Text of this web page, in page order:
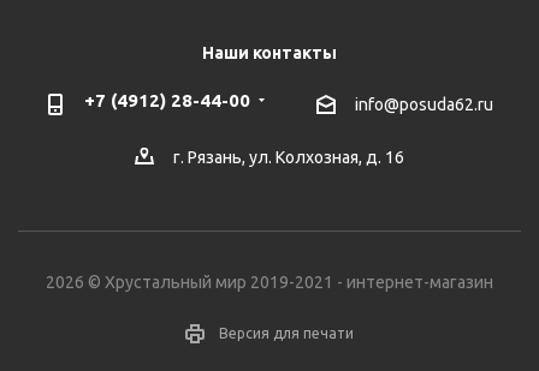
Наши контакты
+7 (4912) 28-44-00 info@posuda62.ru
г. Рязань, ул. Колхозная, д. 16
2026 © Хрустальный мир 2019-2021 - интернет-магазин
Версия для печати